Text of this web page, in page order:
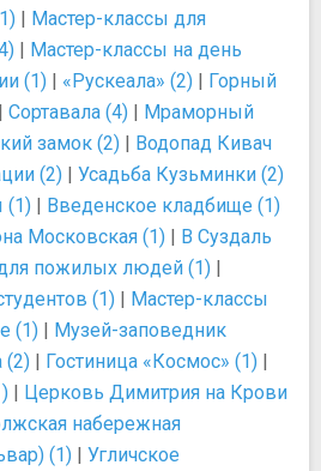
| Мастер-классы для
| Мастер-классы на день
(1) | «Рускеала» (2) | Горный
| Сортавала (4) | Мраморный
замок (2) | Водопад Кивач
(2) | Усадьба Кузьминки (2)
(1) | Введенское кладбище (1)
Московская (1) | В Суздаль
пожилых людей (1) |
(1) | Мастер-классы
(1) | Музей-заповедник
(2) | Гостиница «Космос» (1) |
| Церковь Димитрия на Крови
набережная
(1) | Угличское